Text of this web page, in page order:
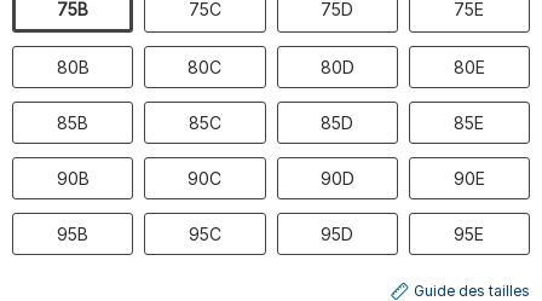
75B 75C 75D 75E
80B 80C 80D 80E
85B 85C 85D 85E
90B 90C 90D 90E
95B 95C 95D 95E
Guide des tailles